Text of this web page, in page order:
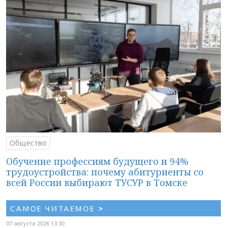
Общество
Обучение профессиям будущего и 94%
трудоустройства: почему абитуриенты со
всей России выбирают ТУСУР в Томске
САМОЕ ЧИТАЕМОЕ >
07 августа 2026 13:30